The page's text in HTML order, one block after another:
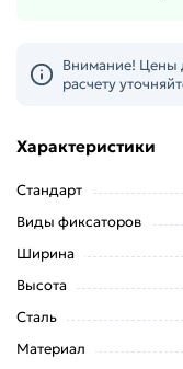
Внимание! Цены
расчету
Характеристики
Стандарт
Виды фиксаторов
Ширина
Высота
Сталь
Материал